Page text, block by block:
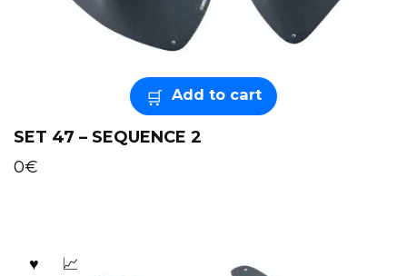
Add to cart
SET 47 – SEQUENCE 2
0€